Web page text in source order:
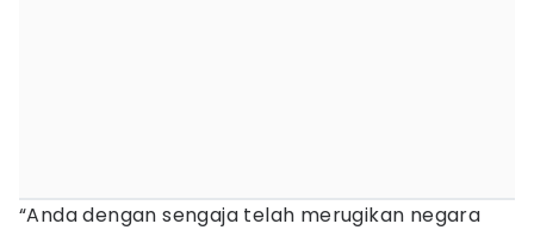
“Anda dengan sengaja telah merugikan negara